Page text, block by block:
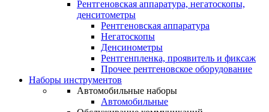
Рентгеновская аппаратура, негатоскопы,
денситометры
Рентгеновская аппаратура
Негатоскопы
Денсинометры
Рентгенпленка, проявитель и фиксаж
Прочее рентгеновское оборудование
Наборы инструментов
Автомобильные наборы
Автомобильные